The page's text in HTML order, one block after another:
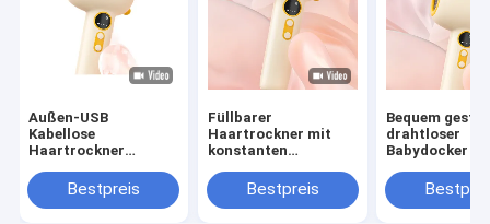
Außen-USB
Kabellose
Haartrockner
Haartrockner
Portable Ladung
Bestpreis
Füllbarer
Haartrockner mit
konstanten
die Haut des Babys
schützt und die
Bestpreis
Bequem
drahtloser
Babydocker
Gelb / Blau